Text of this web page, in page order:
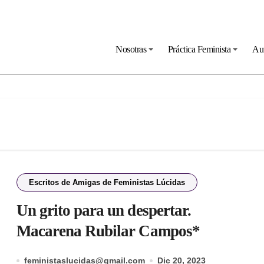
Nosotras
Práctica Feminista
Escritos de Amigas de Feministas Lúcidas
Un grito para un despertar.
Macarena Rubilar Campos*
feministaslucidas@gmail.com Dic 20, 2023